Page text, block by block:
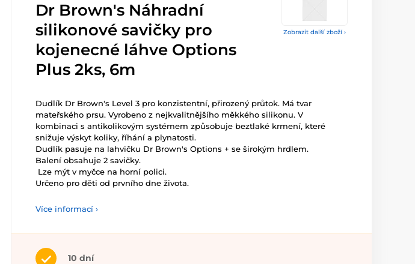
Zobrazit další zboží ›
Dr Brown's Náhradní
silikonové savičky pro
kojenecné láhve Options
Plus 2ks, 6m
Dudlík Dr Brown's Level 3 pro konzistentní, přirozený průtok. Má tvar
mateřského prsu. Vyrobeno z nejkvalitnějšího měkkého silikonu. V
kombinaci s antikolikovým systémem způsobuje beztlaké krmení, které
snižuje výskyt koliky, říhání a plynatosti.
Dudlík pasuje na lahvičku Dr Brown's Options + se širokým hrdlem.
Balení obsahuje 2 savičky.
Lze mýt v myčce na horní polici.
Určeno pro děti od prvního dne života.
Více informací ›
10 dní